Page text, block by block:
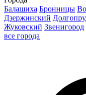
Балашиха Бронницы
Дзержинский
Жуковский Звенигород
все города